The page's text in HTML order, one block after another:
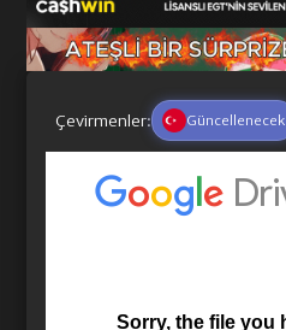
Çevirmenler: Güncellenecek